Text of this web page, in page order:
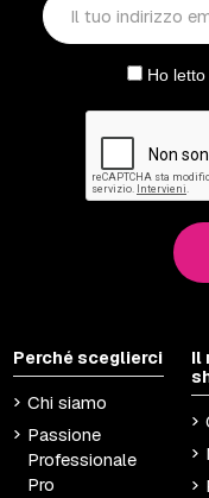
Ho
Perché sceglierci
Chi siamo
Passione
Professionale
Pro
Il